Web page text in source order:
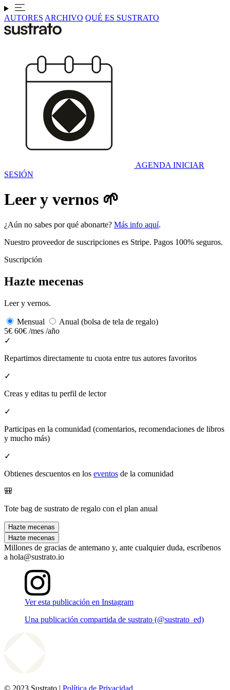
AUTORES ARCHIVO QUÉ ES SUSTRATO
AGENDA INICIAR
SESIÓN
Leer y vernos 🌱
¿Aún no sabes por qué abonarte? Más info aquí.
Nuestro proveedor de suscripciones es Stripe. Pagos 100% seguros.
Suscripción
Hazte mecenas
Leer y vernos.
Mensual
Anual (bolsa de tela de regalo)
5€ 60€ /mes /año
✓
Repartimos directamente tu cuota entre tus autores favoritos
✓
Creas y editas tu perfil de lector
✓
Participas en la comunidad (comentarios, recomendaciones de libros
y mucho más)
✓
Obtienes descuentos en los eventos de la comunidad
🎒
Tote bag de sustrato de regalo con el plan anual
Hazte mecenas
Hazte mecenas
Millones de gracias de antemano y, ante cualquier duda, escríbenos
a hola@sustrato.io
Ver esta publicación en Instagram
Una publicación compartida de sustrato (@sustrato_ed)
© 2023 Sustrato | Política de Privacidad